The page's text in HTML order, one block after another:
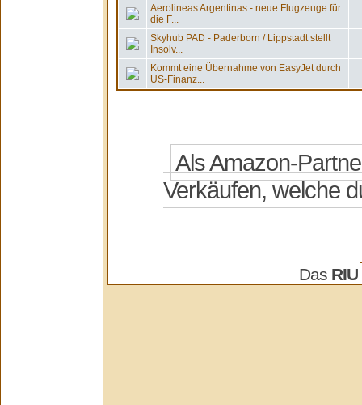
Aerolineas Argentinas - neue Flugzeuge für
die F...
Skyhub PAD - Paderborn / Lippstadt stellt
Insolv...
Kommt eine Übernahme von EasyJet durch
US-Finanz...
Das